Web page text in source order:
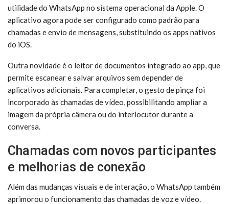
utilidade do WhatsApp no sistema operacional da Apple. O
aplicativo agora pode ser configurado como padrão para
chamadas e envio de mensagens, substituindo os apps nativos
do iOS.
Outra novidade é o leitor de documentos integrado ao app, que
permite escanear e salvar arquivos sem depender de
aplicativos adicionais. Para completar, o gesto de pinça foi
incorporado às chamadas de vídeo, possibilitando ampliar a
imagem da própria câmera ou do interlocutor durante a
conversa.
Chamadas com novos participantes
e melhorias de conexão
Além das mudanças visuais e de interação, o WhatsApp também
aprimorou o funcionamento das chamadas de voz e vídeo.